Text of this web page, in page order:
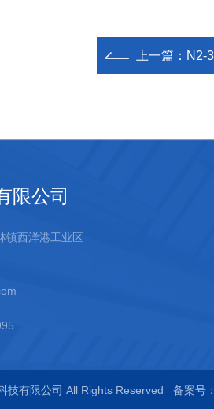
上一篇： N2-
限公司
镇西洋港工业区
技有限公司 All Rights Reserved 备案号